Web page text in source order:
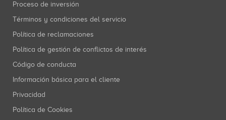
Proceso de inversión
Términos y condiciones del servicio
Política de reclamaciones
Política de gestión de conflictos de interés
Código de conducta
Información básica para el cliente
Privacidad
Política de Cookies